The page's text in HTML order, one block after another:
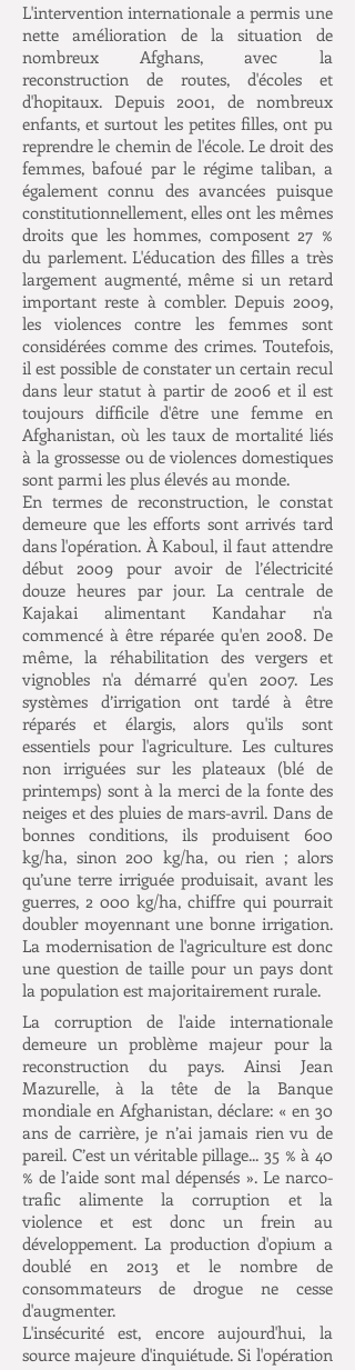
L'intervention internationale a permis une
nette amélioration de la situation de
nombreux Afghans, avec la
reconstruction de routes, d'écoles et
d'hopitaux. Depuis 2001, de nombreux
enfants, et surtout les petites filles, ont pu
reprendre le chemin de l'école. Le droit des
femmes, bafoué par le régime taliban, a
également connu des avancées puisque
constitutionnellement, elles ont les mêmes
droits que les hommes, composent 27 %
du parlement. L'éducation des filles a très
largement augmenté, même si un retard
important reste à combler. Depuis 2009,
les violences contre les femmes sont
considérées comme des crimes. Toutefois,
il est possible de constater un certain recul
dans leur statut à partir de 2006 et il est
toujours difficile d'être une femme en
Afghanistan, où les taux de mortalité liés
à la grossesse ou de violences domestiques
sont parmi les plus élevés au monde.
En termes de reconstruction, le constat
demeure que les efforts sont arrivés tard
dans l'opération. À Kaboul, il faut attendre
début 2009 pour avoir de l’électricité
douze heures par jour. La centrale de
Kajakai alimentant Kandahar n'a
commencé à être réparée qu'en 2008. De
même, la réhabilitation des vergers et
vignobles n'a démarré qu'en 2007. Les
systèmes d’irrigation ont tardé à être
réparés et élargis, alors qu'ils sont
essentiels pour l'agriculture. Les cultures
non irriguées sur les plateaux (blé de
printemps) sont à la merci de la fonte des
neiges et des pluies de mars-avril. Dans de
bonnes conditions, ils produisent 600
kg/ha, sinon 200 kg/ha, ou rien ; alors
qu’une terre irriguée produisait, avant les
guerres, 2 000 kg/ha, chiffre qui pourrait
doubler moyennant une bonne irrigation.
La modernisation de l'agriculture est donc
une question de taille pour un pays dont
la population est majoritairement rurale.
La corruption de l'aide internationale
demeure un problème majeur pour la
reconstruction du pays. Ainsi Jean
Mazurelle, à la tête de la Banque
mondiale en Afghanistan, déclare: « en 30
ans de carrière, je n’ai jamais rien vu de
pareil. C’est un véritable pillage... 35 % à 40
% de l’aide sont mal dépensés ». Le narco-
trafic alimente la corruption et la
violence et est donc un frein au
développement. La production d'opium a
doublé en 2013 et le nombre de
consommateurs de drogue ne cesse
d'augmenter.
L'insécurité est, encore aujourd'hui, la
source majeure d'inquiétude. Si l'opération